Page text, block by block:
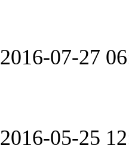
2016-07-27
2016-05-25